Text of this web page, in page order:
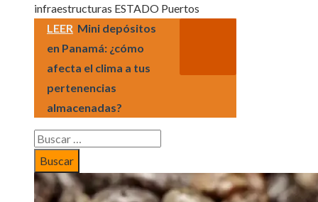
infraestructuras ESTADO Puertos
LEER Mini depósitos
en Panamá: ¿cómo
afecta el clima a tus
pertenencias
almacenadas?
Buscar: